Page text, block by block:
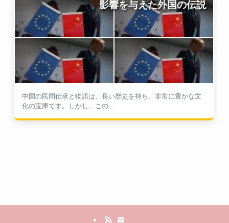
中国の民間伝承と物語は、長い歴史を持ち、非常に豊かな文
化の宝庫です。しかし、この...